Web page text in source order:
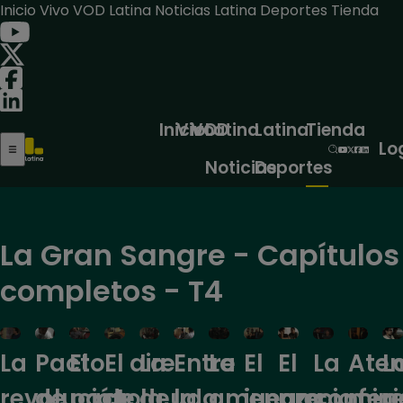
Inicio Vivo VOD Latina Noticias Latina Deportes Tienda
Inicio
Vivo
VOD
Latina
Noticias
Latina
Deportes
Tienda
La Gran Sangre - Capítulos
completos - T4
La Pacto
El El aire
La Entre
La El El La